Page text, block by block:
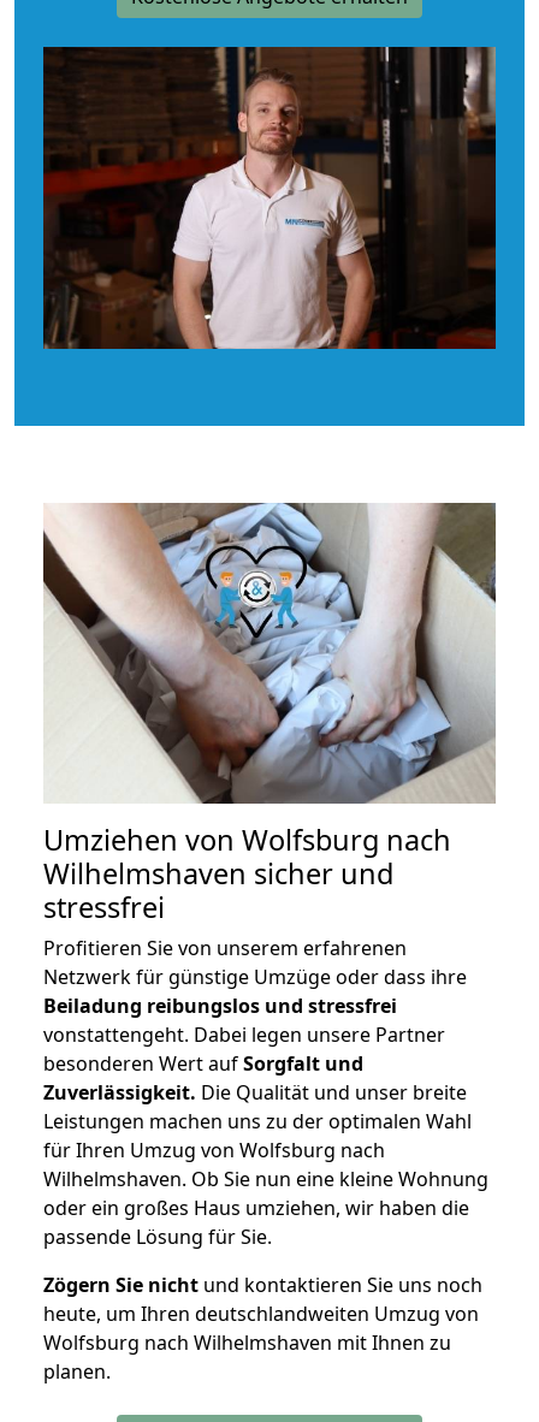
Umziehen von Wolfsburg nach
Wilhelmshaven sicher und
stressfrei
Profitieren Sie von unserem erfahrenen
Netzwerk für günstige Umzüge oder dass ihre
Beiladung reibungslos und stressfrei
vonstattengeht. Dabei legen unsere Partner
besonderen Wert aufSorgfalt und
Zuverlässigkeit. Die Qualität und unser breite
Leistungen machen uns zu der optimalen Wahl
für Ihren Umzug von Wolfsburg nach
Wilhelmshaven. Ob Sie nun eine kleine Wohnung
oder ein großes Haus umziehen, wir haben die
passende Lösung für Sie.
Zögern Sie nicht und kontaktieren Sie uns noch
heute, um Ihren deutschlandweiten Umzug von
Wolfsburg nach Wilhelmshaven mit Ihnen zu
planen.